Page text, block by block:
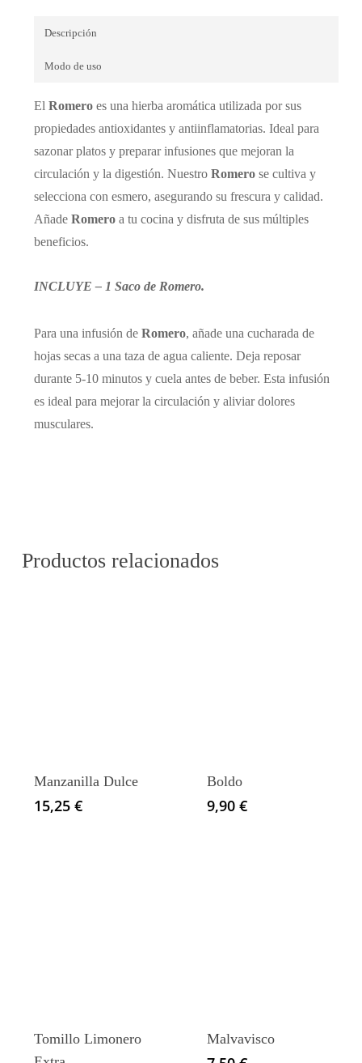
Descripción
Modo de uso
El Romeroes una hierba aromática utilizada por sus
propiedades antioxidantes y antiinflamatorias. Ideal para
sazonar platos y preparar infusiones que mejoran la
circulación y la digestión. Nuestro Romerose cultiva y
selecciona con esmero, asegurando su frescura y calidad.
Añade Romeroa tu cocina y disfruta de sus múltiples
beneficios.
INCLUYE – 1 Saco de Romero.
Para una infusión de Romero, añade una cucharada de
hojas secas a una taza de agua caliente. Deja reposar
durante 5-10 minutos y cuela antes de beber. Esta infusión
es ideal para mejorar la circulación y aliviar dolores
musculares.
Productos relacionados
Manzanilla Dulce
15,25 €
Boldo
9,90 €
Tomillo Limonero
Malvavisco